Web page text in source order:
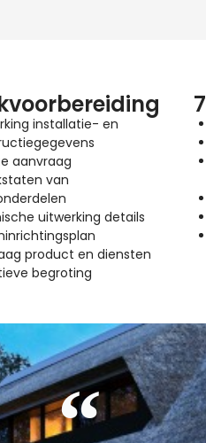
installatie- en
aanvraag
van
uitwerking details
product en diensten
begroting